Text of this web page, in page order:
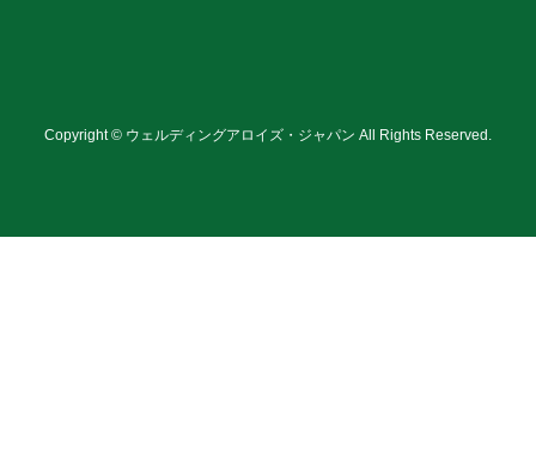
Copyright © ウェルディングアロイズ・ジャパン All Rights Reserved.